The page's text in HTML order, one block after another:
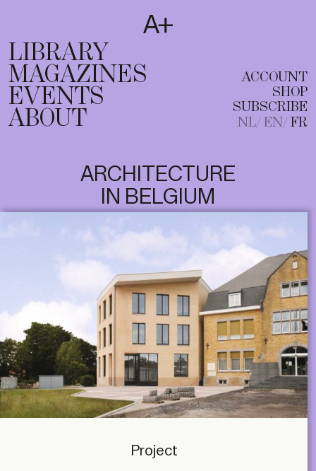
T
EN FR
LIBRARY
MAGAZINES
EVENTS
ABOUT
ACCOUNT
SHOP
SUBSCRIBE
NL EN FR
ARCHITECTURE
IN BELGIUM
Project